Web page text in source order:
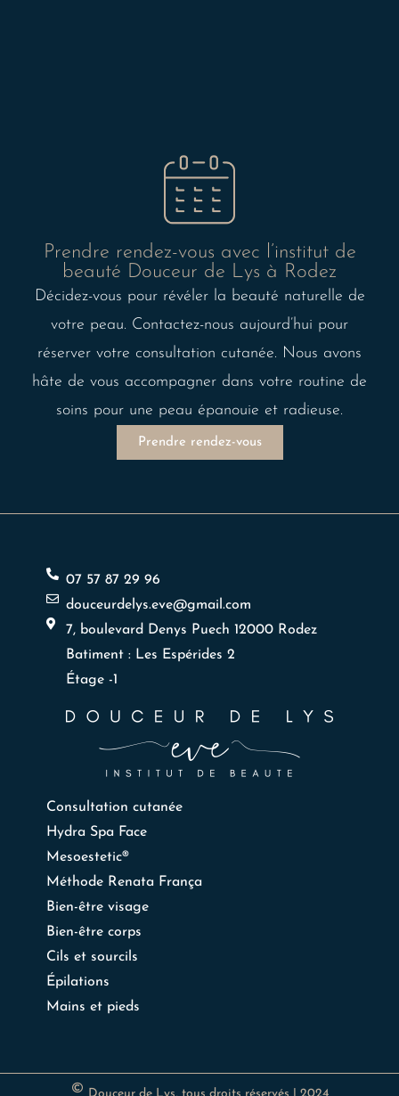
Prendre rendez-vous avec l’institut de
beauté Douceur de Lys à Rodez
Décidez-vous pour révéler la beauté naturelle de
votre peau. Contactez-nous aujourd’hui pour
réserver votre consultation cutanée. Nous avons
hâte de vous accompagner dans votre routine de
soins pour une peau épanouie et radieuse.
Prendre rendez-vous
07 57 87 29 96
douceurdelys.eve@gmail.com
7, boulevard Denys Puech 12000 Rodez
Batiment : Les Espérides 2
Étage -1
Consultation cutanée
Hydra Spa Face
Mesoestetic®
Méthode Renata França
Bien-être visage
Bien-être corps
Cils et sourcils
Épilations
Mains et pieds